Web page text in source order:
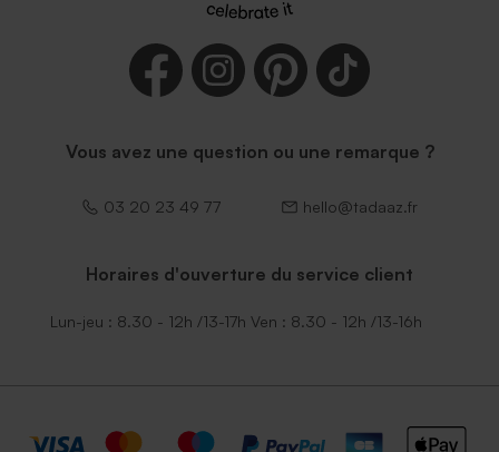
Vous avez une question ou une remarque ?
03 20 23 49 77 hello@tadaaz.fr
Horaires d'ouverture du service client
Lun-jeu : 8.30 - 12h /13-17h Ven : 8.30 - 12h /13-16h